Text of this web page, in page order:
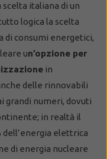
italiana di un
logica la scelta
di consumi energetici,
un’opzione per
in
delle rinnovabili
grandi numeri, dovuti
in realtà il
dell’energia elettrica
di energia nucleare